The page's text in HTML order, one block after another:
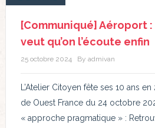
[Communiqué] Aéroport
veut qu’on l’écoute enfin
25 octobre 2024 By admivan
L’Atelier Citoyen fête ses 10 ans
de Ouest France du 24 octobre
« approche pragmatique » :